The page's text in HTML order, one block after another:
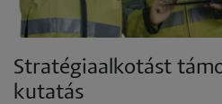
Stratégiaalkotást
kutatás